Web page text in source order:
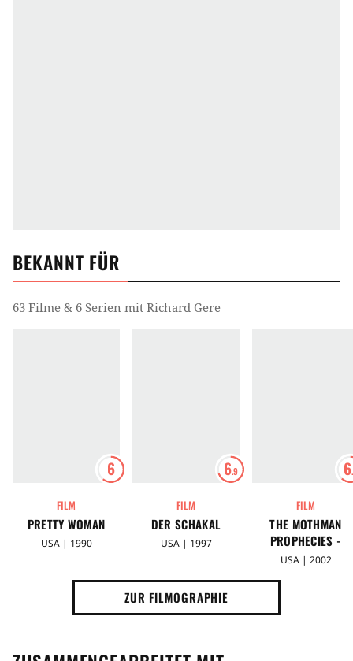
BEKANNT FÜR
63 Filme & 6 Serien mit Richard Gere
6
FILM
PRETTY WOMAN
USA | 1990
6.9
FILM
DER SCHAKAL
USA | 1997
6
FILM
THE MOTHMAN
PROPHECIES -
TÖDLICHE
USA | 2002
ZUR FILMOGRAPHIE